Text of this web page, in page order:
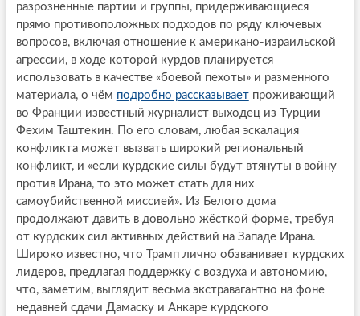
разрозненные партии и группы, придерживающиеся
прямо противоположных подходов по ряду ключевых
вопросов, включая отношение к американо-израильской
агрессии, в ходе которой курдов планируется
использовать в качестве «боевой пехоты» и разменного
материала, о чём подробно рассказываетпроживающий
во Франции известный журналист выходец из Турции
Фехим Таштекин. По его словам, любая эскалация
конфликта может вызвать широкий региональный
конфликт, и «если курдские силы будут втянуты в войну
против Ирана, то это может стать для них
самоубийственной миссией». Из Белого дома
продолжают давить в довольно жёсткой форме, требуя
от курдских сил активных действий на Западе Ирана.
Широко известно, что Трамп лично обзванивает курдских
лидеров, предлагая поддержку с воздуха и автономию,
что, заметим, выглядит весьма экстравагантно на фоне
недавней сдачи Дамаску и Анкаре курдского